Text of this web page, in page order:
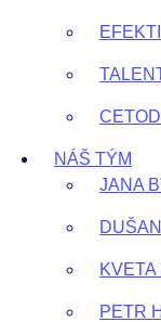
NÁŠ TÝM
JANA
PETR